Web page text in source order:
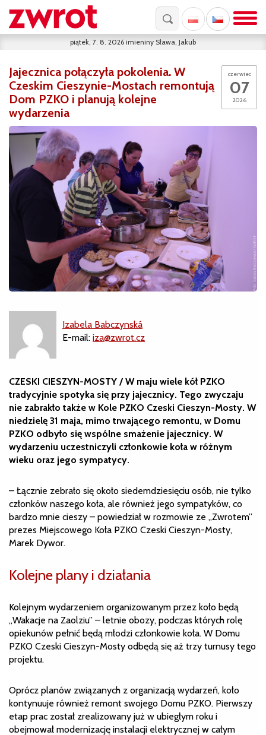
piątek, 7. 8. 2026 imieniny Sława, Jakub
czerwiec
07
2026
Jajecznica połączyła pokolenia. W
Czeskim Cieszynie-Mostach remontują
Dom PZKO i planują kolejne
wydarzenia
Izabela Babczynská
E-mail: iza@zwrot.cz
CZESKI CIESZYN-MOSTY / W maju wiele kół PZKO
tradycyjnie spotyka się przy jajecznicy. Tego zwyczaju
nie zabrakło także w Kole PZKO Czeski Cieszyn-Mosty. W
niedzielę 31 maja, mimo trwającego remontu, w Domu
PZKO odbyło się wspólne smażenie jajecznicy. W
wydarzeniu uczestniczyli członkowie koła w różnym
wieku oraz jego sympatycy.
– Łącznie zebrało się około siedemdziesięciu osób, nie tylko
członków naszego koła, ale również jego sympatyków, co
bardzo mnie cieszy – powiedział w rozmowie ze „Zwrotem”
prezes Miejscowego Koła PZKO Czeski Cieszyn-Mosty,
Marek Dywor.
Kolejne plany i działania
Kolejnym wydarzeniem organizowanym przez koło będą
„Wakacje na Zaolziu” – letnie obozy, podczas których rolę
opiekunów pełnić będą młodzi członkowie koła. W Domu
PZKO Czeski Cieszyn-Mosty odbędą się aż trzy turnusy tego
projektu.
Oprócz planów związanych z organizacją wydarzeń, koło
kontynuuje również remont swojego Domu PZKO. Pierwszy
etap prac został zrealizowany już w ubiegłym roku i
obejmował modernizację instalacji elektrycznej w całym